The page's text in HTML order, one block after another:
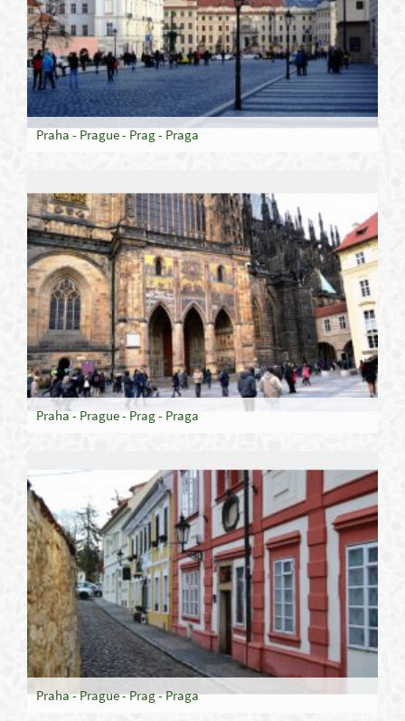
Praha - Prague - Prag - Praga
Praha - Prague - Prag - Praga
Praha - Prague - Prag - Praga